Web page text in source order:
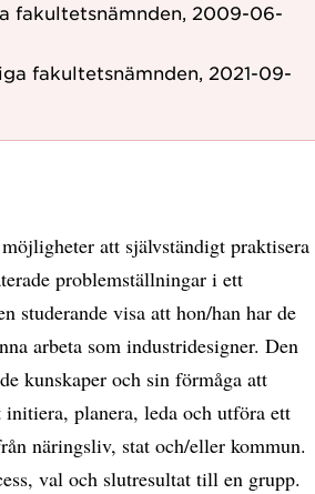
fakultetsnämnden, 2009-06-
fakultetsnämnden, 2021-09-
att självständigt praktisera
problemställningar i ett
studerande visa att hon/han har de
arbeta som industridesigner. Den
kunskaper och sin förmåga att
planera, leda och utföra ett
näringsliv, stat och/eller kommun.
val och slutresultat till en grupp.